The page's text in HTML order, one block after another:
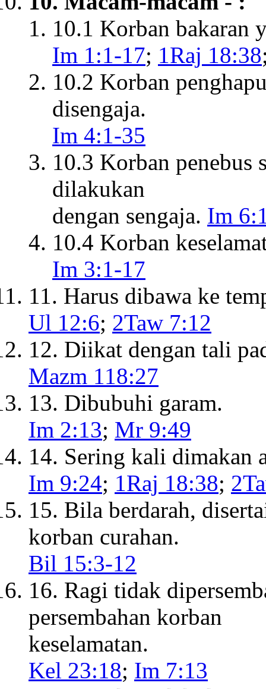
10.1 Korban bakaran
Im 1:1-17; 1Raj 18:38
10.2 Korban
disengaja.
Im 4:1-35
10.3 Korban penebus
dilakukan
dengan sengaja. Im
10.4 Korban
Im 3:1-17
11. Harus dibawa ke
Ul 12:6; 2Taw 7:12
12. Diikat dengan tali
Mazm 118:27
13. Dibubuhi garam.
Im 2:13; Mr 9:49
14. Sering kali dimakan
Im 9:24; 1Raj 18:38;
15. Bila berdarah,
korban curahan.
Bil 15:3-12
16. Ragi tidak
persembahan korban
keselamatan.
Kel 23:18; Im 7:13